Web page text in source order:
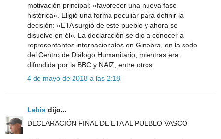
motivación principal: «favorecer una nueva fase
histórica». Eligió una forma peculiar para definir la
decisión: «ETA surgió de este pueblo y ahora se
disuelve en él». La declaración se dio a conocer a
representantes internacionales en Ginebra, en la sede
del Centro de Diálogo Humanitario, mientras era
difundida por la BBC y NAIZ, entre otros.
4 de mayo de 2018 a las 2:18
Lebis dijo...
DECLARACIÓN FINAL DE ETA AL PUEBLO VASCO